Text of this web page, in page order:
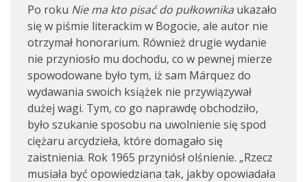
Po roku Nie ma kto pisać do pułkownika ukazało
się w piśmie literackim w Bogocie, ale autor nie
otrzymał honorarium. Również drugie wydanie
nie przyniosło mu dochodu, co w pewnej mierze
spowodowane było tym, iż sam Márquez do
wydawania swoich książek nie przywiązywał
dużej wagi. Tym, co go naprawdę obchodziło,
było szukanie sposobu na uwolnienie się spod
ciężaru arcydzieła, które domagało się
zaistnienia. Rok 1965 przyniósł olśnienie. „Rzecz
musiała być opowiedziana tak, jakby opowiadała